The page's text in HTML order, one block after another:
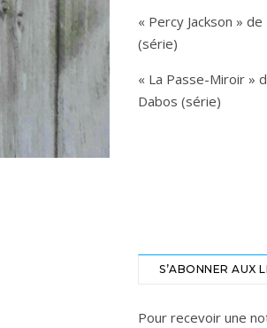
« Percy Jackson » de
(série)
« La Passe-Miroir »
Dabos (série)
S’ABONNER AUX
Pour recevoir une